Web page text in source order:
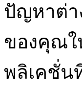
ปัญหาต่า
ของคุณใ
พลิเคชั่น